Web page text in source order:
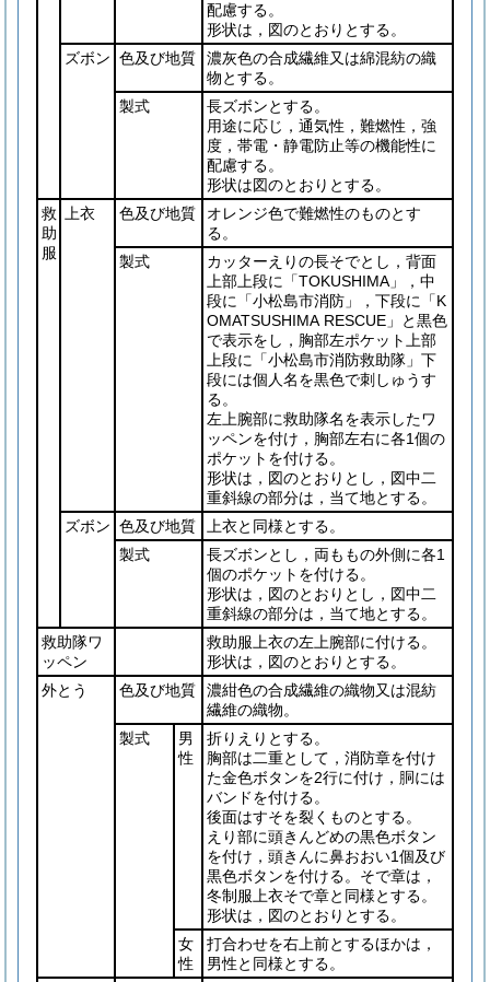
配慮する。
形状は，図のとおりとする。
ズボン 色及び地質
濃灰色の合成繊維又は綿混紡の織
物とする。
製式
長ズボンとする。
用途に応じ，通気性，難燃性，強
度，帯電・静電防止等の機能性に
配慮する。
形状は図のとおりとする。
救
助
服
上衣 色及び地質
オレンジ色で難燃性のものとす
る。
製式
カッターえりの長そでとし，背面
上部上段に「TOKUSHIMA」，中
段に「小松島市消防」，下段に「K
OMATSUSHIMA RESCUE」と黒色
で表示をし，胸部左ポケット上部
上段に「小松島市消防救助隊」下
段には個人名を黒色で刺しゅうす
る。
左上腕部に救助隊名を表示したワ
ッペンを付け，胸部左右に各1個の
ポケットを付ける。
形状は，図のとおりとし，図中二
重斜線の部分は，当て地とする。
ズボン 色及び地質
上衣と同様とする。
製式
長ズボンとし，両ももの外側に各1
個のポケットを付ける。
形状は，図のとおりとし，図中二
重斜線の部分は，当て地とする。
救助隊ワ
ッペン
救助服上衣の左上腕部に付ける。
形状は，図のとおりとする。
外とう
色及び地質
濃紺色の合成繊維の織物又は混紡
繊維の織物。
製式
男
性
折りえりとする。
胸部は二重として，消防章を付け
た金色ボタンを2行に付け，胴には
バンドを付ける。
後面はすそを裂くものとする。
えり部に頭きんどめの黒色ボタン
を付け，頭きんに鼻おおい1個及び
黒色ボタンを付ける。そで章は，
冬制服上衣そで章と同様とする。
形状は，図のとおりとする。
女
性
打合わせを右上前とするほかは，
男性と同様とする。